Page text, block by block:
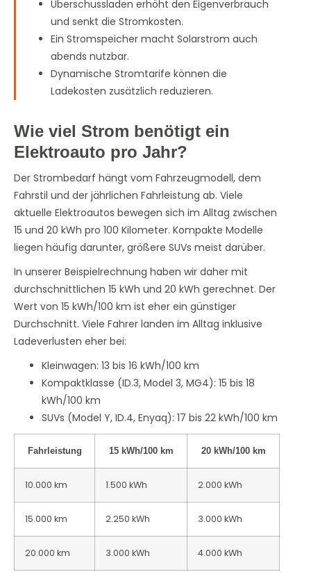
Überschussladen erhöht den Eigenverbrauch
und senkt die Stromkosten.
Ein Stromspeicher macht Solarstrom auch
abends nutzbar.
Dynamische Stromtarife können die
Ladekosten zusätzlich reduzieren.
Wie viel Strom benötigt ein
Elektroauto pro Jahr?
Der Strombedarf hängt vom Fahrzeugmodell, dem
Fahrstil und der jährlichen Fahrleistung ab. Viele
aktuelle Elektroautos bewegen sich im Alltag zwischen
15 und 20 kWh pro 100 Kilometer. Kompakte Modelle
liegen häufig darunter, größere SUVs meist darüber.
In unserer Beispielrechnung haben wir daher mit
durchschnittlichen 15 kWh und 20 kWh gerechnet. Der
Wert von 15 kWh/100 km ist eher ein günstiger
Durchschnitt. Viele Fahrer landen im Alltag inklusive
Ladeverlusten eher bei:
Kleinwagen: 13 bis 16 kWh/100 km
Kompaktklasse (ID.3, Model 3, MG4): 15 bis 18
kWh/100 km
SUVs (Model Y, ID.4, Enyaq): 17 bis 22 kWh/100 km
Fahrleistung 15 kWh/100 km 20 kWh/100 km
10.000 km 1.500 kWh 2.000 kWh
15.000 km 2.250 kWh 3.000 kWh
20.000 km 3.000 kWh 4.000 kWh